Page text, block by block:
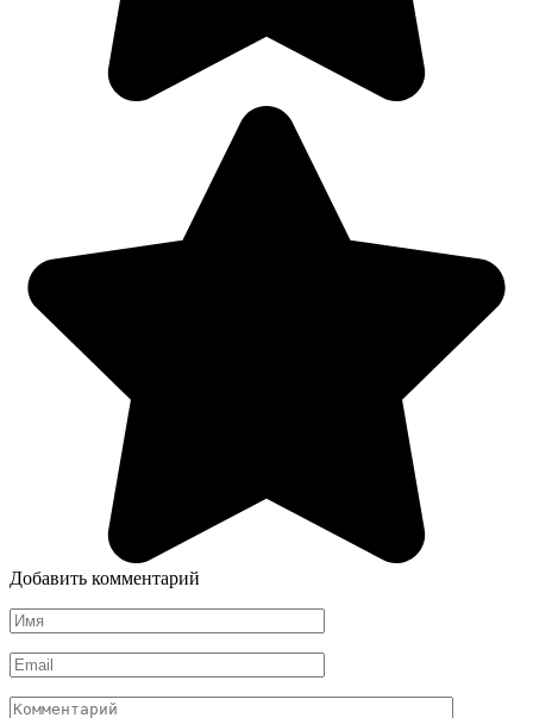
Добавить комментарий
Имя
*
Email
*
Комментарий